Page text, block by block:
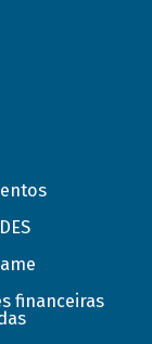
financeiras